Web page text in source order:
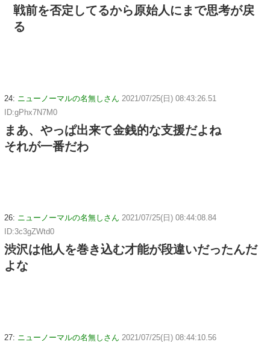
戦前を否定してるから原始人にまで思考が戻
る
24: ニューノーマルの名無しさん 2021/07/25(日) 08:43:26.51
ID:gPhx7N7M0
まあ、やっぱ出来て金銭的な支援だよね
それが一番だわ
26: ニューノーマルの名無しさん 2021/07/25(日) 08:44:08.84
ID:3c3gZWtd0
渋沢は他人を巻き込む才能が段違いだったんだ
よな
27: ニューノーマルの名無しさん 2021/07/25(日) 08:44:10.56